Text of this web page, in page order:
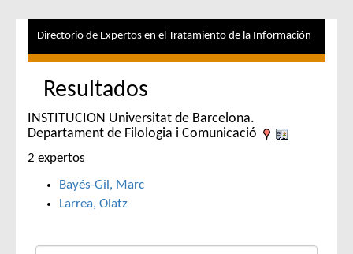
Directorio de Expertos en el Tratamiento de la Información
Resultados
INSTITUCION Universitat de Barcelona.
Departament de Filologia i Comunicació
2 expertos
Bayés-Gil, Marc
Larrea, Olatz